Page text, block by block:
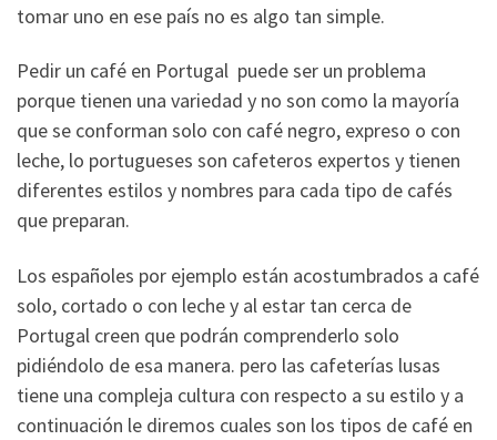
tomar uno en ese país no es algo tan simple.
Pedir un café en Portugal puede ser un problema
porque tienen una variedad y no son como la mayoría
que se conforman solo con café negro, expreso o con
leche, lo portugueses son cafeteros expertos y tienen
diferentes estilos y nombres para cada tipo de cafés
que preparan.
Los españoles por ejemplo están acostumbrados a café
solo, cortado o con leche y al estar tan cerca de
Portugal creen que podrán comprenderlo solo
pidiéndolo de esa manera. pero las cafeterías lusas
tiene una compleja cultura con respecto a su estilo y a
continuación le diremos cuales son los tipos de café en